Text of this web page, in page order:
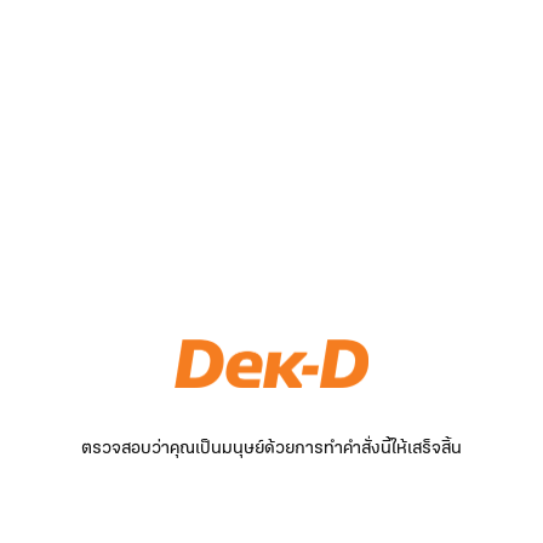
ตรวจสอบว่าคุณเป็นมนุษย์ด้วยการทำคำสั่งนี้ให้เสร็จสิ้น